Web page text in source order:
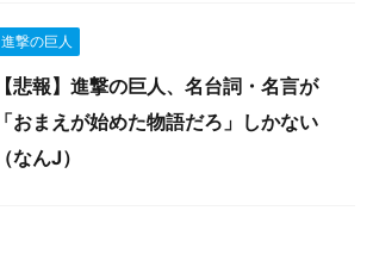
進撃の巨人
【悲報】進撃の巨人、名台詞・名言が
「おまえが始めた物語だろ」しかない
（なんJ）